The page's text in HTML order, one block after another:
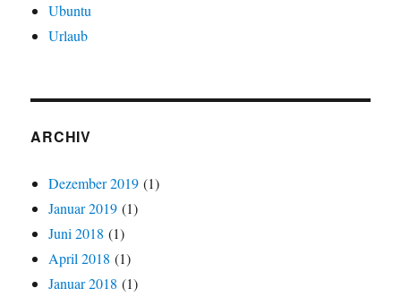
Ubuntu
Urlaub
ARCHIV
Dezember 2019 (1)
Januar 2019 (1)
Juni 2018 (1)
April 2018 (1)
Januar 2018 (1)